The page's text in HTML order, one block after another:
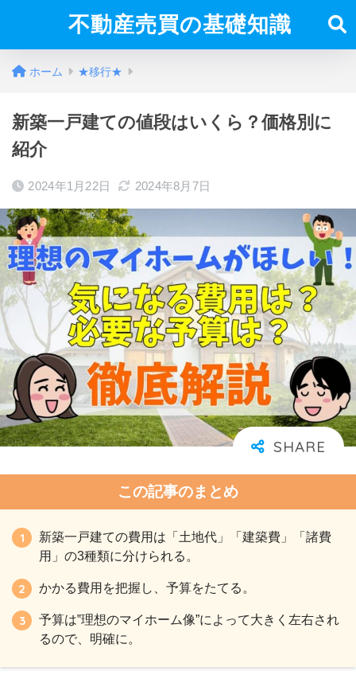
不動産売買の基礎知識
ホーム ★移行★
新築一戸建ての値段はいくら？価格別に
紹介
2024年1月22日 2024年8月7日
この記事のまとめ
新築一戸建ての費用は「土地代」「建築費」「諸費
用」の3種類に分けられる。
かかる費用を把握し、予算をたてる。
予算は‟理想のマイホーム像”によって大きく左右され
るので、明確に。